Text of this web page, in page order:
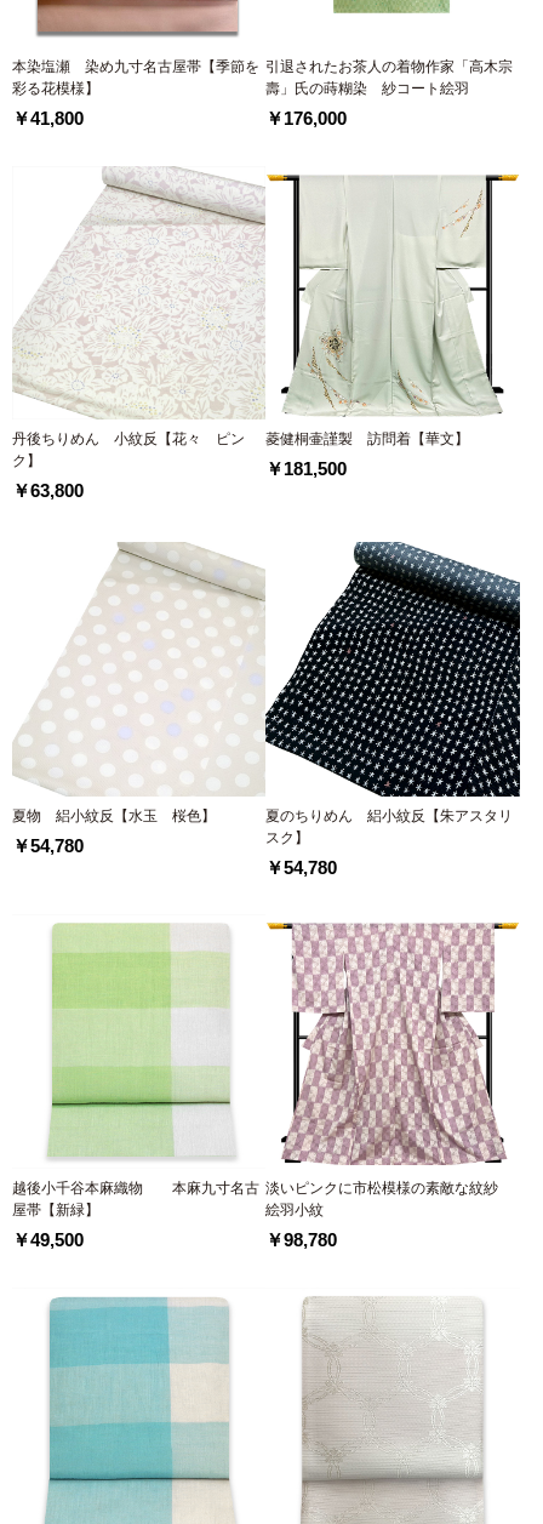
本染塩瀬 染め九寸名古屋帯【季節を
彩る花模様】
￥41,800
引退されたお茶人の着物作家「高木宗
壽」氏の蒔糊染 紗コート絵羽
￥176,000
丹後ちりめん 小紋反【花々 ピン
ク】
￥63,800
菱健桐壷謹製 訪問着【華文】
￥181,500
夏物 絽小紋反【水玉 桜色】
￥54,780
夏のちりめん 絽小紋反【朱アスタリ
スク】
￥54,780
越後小千谷本麻織物 本麻九寸名古
屋帯【新緑】
￥49,500
淡いピンクに市松模様の素敵な紋紗
絵羽小紋
￥98,780